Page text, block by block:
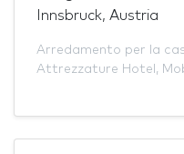
Innsbruck, Austria
Arredamento per la
Attrezzature Hotel ,